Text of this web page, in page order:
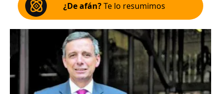
¿De afán?Te lo resumimos